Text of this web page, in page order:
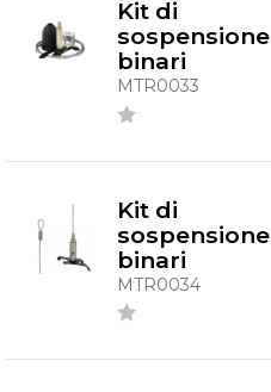
Kit di
sospensione
binari
MTR0033
Kit di
sospensione
binari
MTR0034